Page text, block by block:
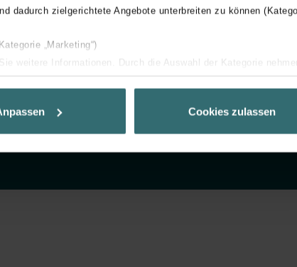
dadurch zielgerichtete Angebote unterbreiten zu können
„Marketing“)
weitere Informationen. Durch die Auswahl der Kategorie
zu ermöglichen und Ihnen maßgeschneiderte
können Sie selbstverständlich über einen Link in der
Cookies zulassen
EnerPHit Passivhaus